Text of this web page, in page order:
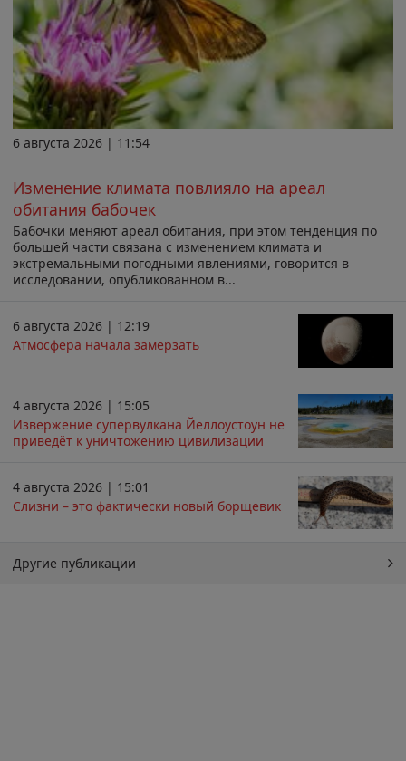
6 августа 2026 | 11:54
Изменение климата повлияло на ареал
обитания бабочек
Бабочки меняют ареал обитания, при этом тенденция по
большей части связана с изменением климата и
экстремальными погодными явлениями, говорится в
исследовании, опубликованном в...
6 августа 2026 | 12:19
Атмосфера начала замерзать
4 августа 2026 | 15:05
Извержение супервулкана Йеллоустоун не
приведёт к уничтожению цивилизации
4 августа 2026 | 15:01
Слизни – это фактически новый борщевик
Другие публикации